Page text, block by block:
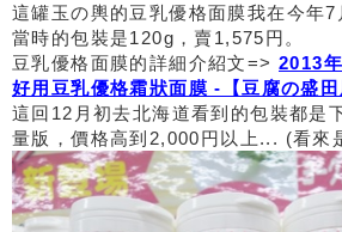
這罐玉の輿的豆乳優格面膜我在今年7
當時的包裝是120g，賣1,575円。
豆乳優格面膜的詳細介紹文=> 2013
好用豆乳優格霜狀面膜 -【豆腐の盛
這回12月初去北海道看到的包裝都是
量版，價格高到2,000円以上... (看來